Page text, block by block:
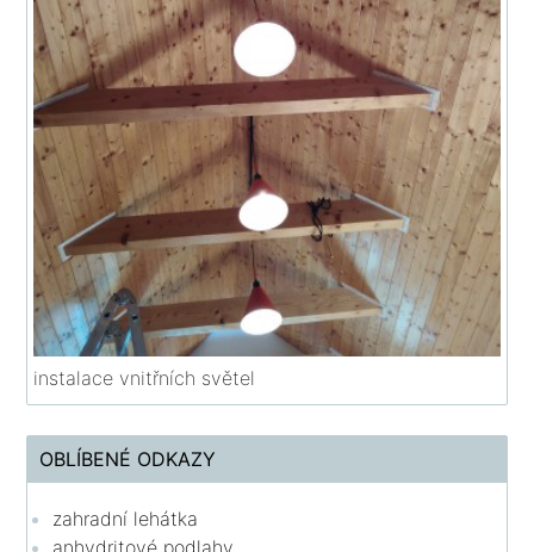
instalace vnitřních světel
OBLÍBENÉ ODKAZY
zahradní lehátka
anhydritové podlahy